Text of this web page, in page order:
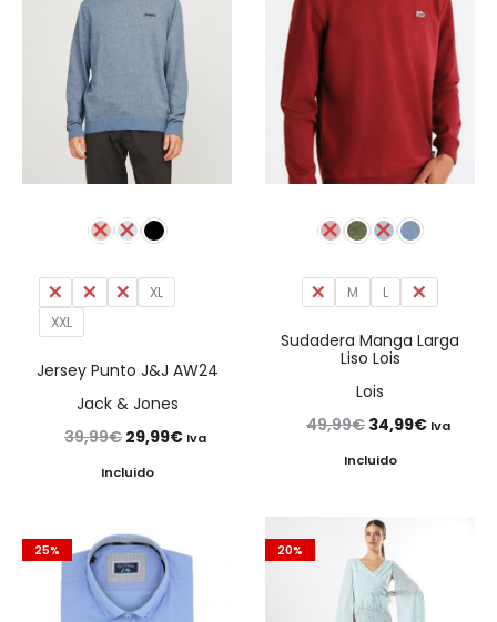
S M L
XL
XXL
Jersey Punto J&J AW24
Jack & Jones
39,99€ El
precio
era:
39,99€.
29,99€ElIva
Incluido
S M L XL
Sudadera Manga Larga
Liso Lois
Lois
49,99€ El
precio
era:
49,99€.
34,99€ElIva
Incluido
25% 20%